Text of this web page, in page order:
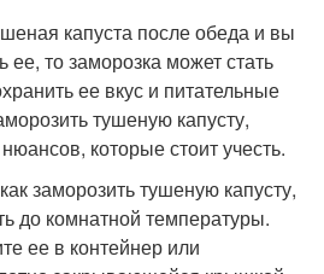
капуста после обеда и вы
ее, то заморозка может стать
ее вкус и питательные
тушеную капусту,
которые стоит учесть.
заморозить тушеную капусту,
до комнатной температуры.
ее в контейнер или